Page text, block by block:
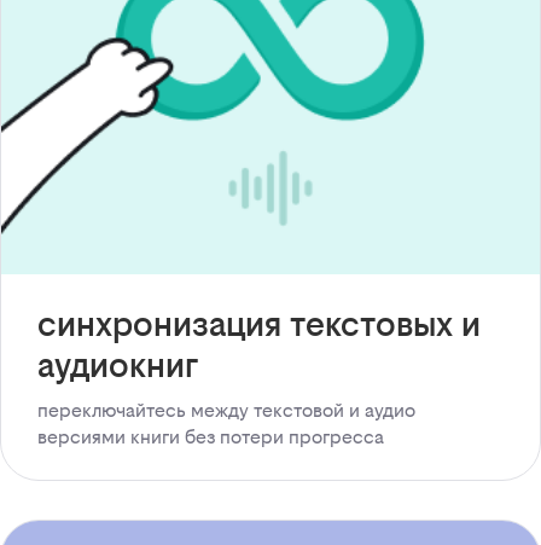
синхронизация текстовых и
аудиокниг
переключайтесь между текстовой и аудио
версиями книги без потери прогресса